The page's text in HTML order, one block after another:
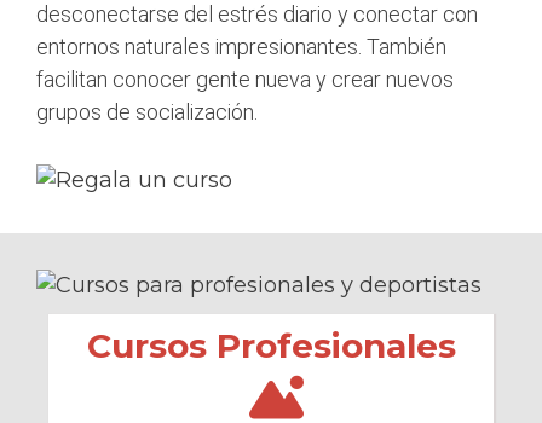
desconectarse del estrés diario y conectar con
entornos naturales impresionantes. También
facilitan conocer gente nueva y crear nuevos
grupos de socialización.
Cursos Profesionales